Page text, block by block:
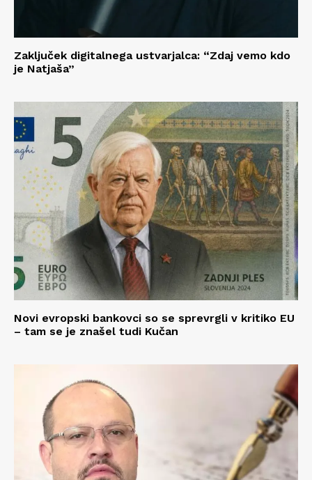
Zaključek digitalnega ustvarjalca: “Zdaj vemo kdo
je Natjaša”
Novi evropski bankovci so se sprevrgli v kritiko EU
– tam se je znašel tudi Kučan